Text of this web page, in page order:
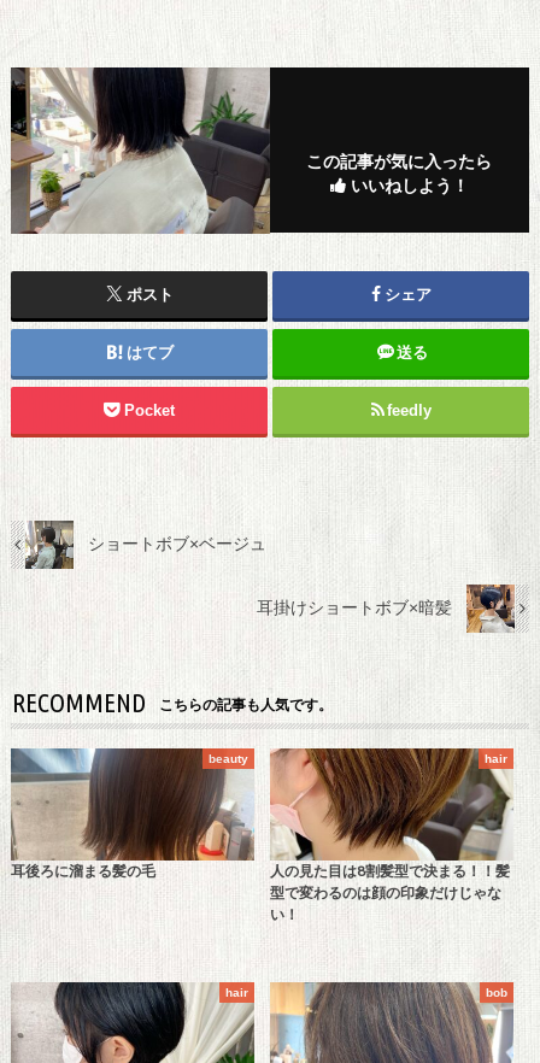
この記事が気に入ったら
いいねしよう！
ポスト シェア
はてブ 送る
Pocket feedly
ショートボブ×ベージュ
耳掛けショートボブ×暗髪
RECOMMEND こちらの記事も人気です。
beauty
耳後ろに溜まる髪の毛
hair
人の見た目は8割髪型で決まる！！髪
型で変わるのは顔の印象だけじゃな
い！
hair bob